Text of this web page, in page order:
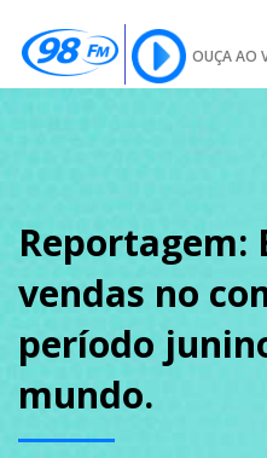
OUÇA AO
SOBRE
PODCAST
Reportagem:
vendas no
período
mundo.